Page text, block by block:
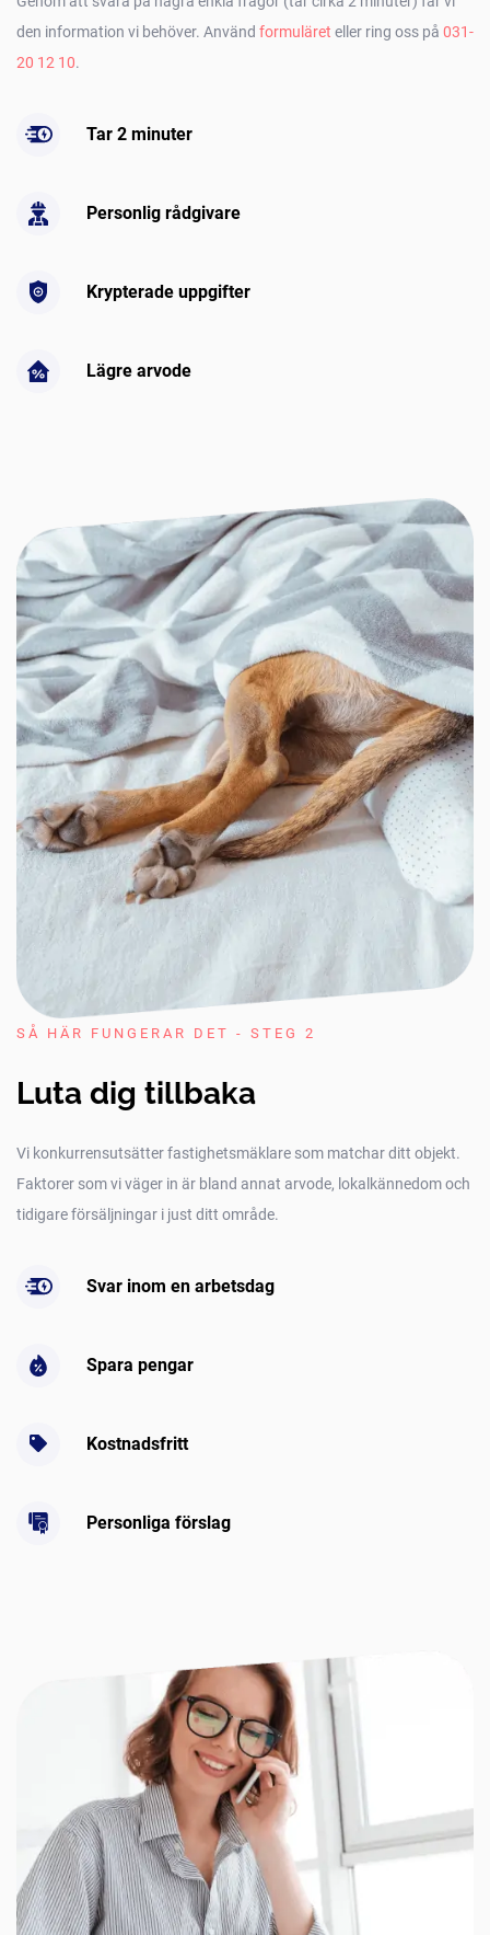
den information vi behöver. Använd formuläret eller ring oss på 031-
20 12 10.
Tar 2 minuter
Personlig rådgivare
Krypterade uppgifter
Lägre arvode
SÅ HÄR FUNGERAR DET - STEG 2
Luta dig tillbaka
Vi konkurrensutsätter fastighetsmäklare som matchar ditt objekt.
Faktorer som vi väger in är bland annat arvode, lokalkännedom och
tidigare försäljningar i just ditt område.
Svar inom en arbetsdag
Spara pengar
Kostnadsfritt
Personliga förslag